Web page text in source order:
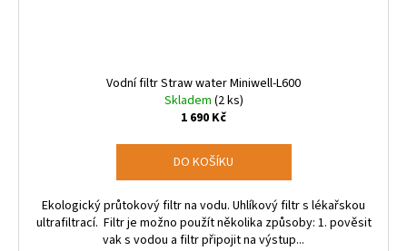
Vodní filtr Straw water Miniwell-L600
Skladem (2 ks)
1 690 Kč
DO KOŠÍKU
Ekologický průtokový filtr na vodu. Uhlíkový filtr s lékařskou
ultrafiltrací. Filtr je možno použít několika způsoby: 1. pověsit
vak s vodou a filtr připojit na výstup...